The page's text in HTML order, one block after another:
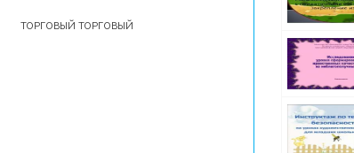
ТОРГОВЫЙ ТОРГОВЫЙ